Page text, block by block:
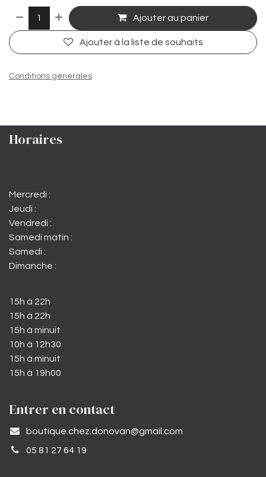
Ajouter au panier
Ajouter à la liste de souhaits
Conditions générales
Horaires
Mercredi :
Jeudi :
Vendredi :
Samedi matin :
Samedi :
Dimanche :
15h à 22h
15h à 22h
15h à minuit
10h à 12h30
15h à minuit
15h à 19h00
Entrer en contact
​boutique.chez.donovan@gmail.com​
05 81 27 64 19